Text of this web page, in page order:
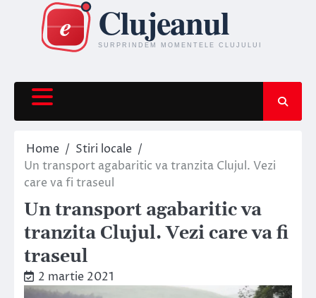
content
Home
Stiri locale
Un transport agabaritic va tranzita Clujul. Vezi
care va fi traseul
Un transport agabaritic va
tranzita Clujul. Vezi care va fi
traseul
2 martie 2021